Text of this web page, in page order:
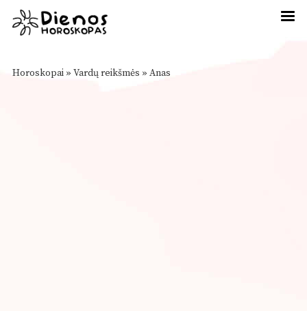
Horoskopai » Vardų reikšmės » Anas